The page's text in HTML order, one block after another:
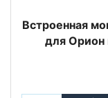
Встроенная
для Орион